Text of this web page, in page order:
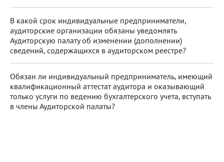
В какой срок индивидуальные предприниматели,
аудиторские организации обязаны уведомлять
Аудиторскую палату об изменении (дополнении)
сведений, содержащихся в аудиторском реестре?
Обязан ли индивидуальный предприниматель, имеющий
квалификационный аттестат аудитора и оказывающий
только услуги по ведению бухгалтерского учета, вступать
в члены Аудиторской палаты?